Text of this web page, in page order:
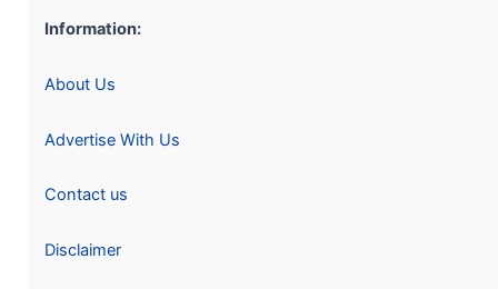
Information:
About Us
Advertise With Us
Contact us
Disclaimer